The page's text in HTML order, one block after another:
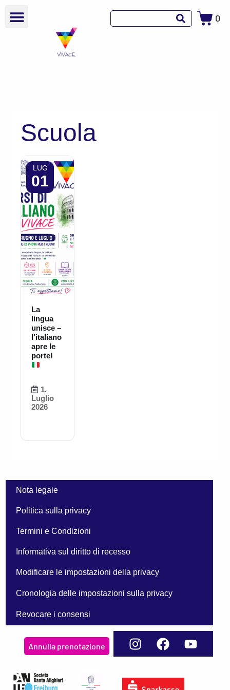
0
Scuola
LUG
01
La
lingua
unisce –
l’italiano
apre le
porte!
1.
Luglio
2026
Nota legale
Politica sulla privacy
Termini e Condizioni
Informativa sul diritto di recesso
Modificare le impostazioni della privacy
Cronologia delle impostazioni sulla privacy
Revocare i consensi
Annulla prenotazione